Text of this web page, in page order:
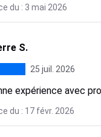
du : 3 mai 2026
S.
25 juil. 2026
expérience avec
du : 17 févr. 2026